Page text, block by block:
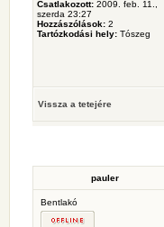
Csatlakozott: 2009. feb. 11.,
szerda 23:27
Hozzászólások: 2
Tartózkodási hely: Tószeg
Vissza a tetejére
pauler
Bentlakó